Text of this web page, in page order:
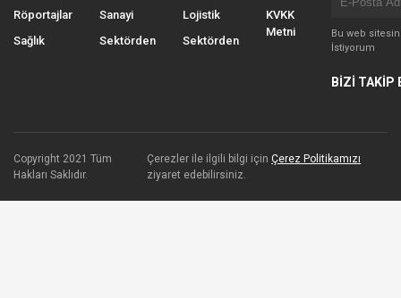
Röportajlar
Sağlık
Sanayi
Sektörden
Lojistik
Sektörden
KVKK
Metni
Bu web
İstiyorum
BİZİ TAKİP
Copyright 2021 Tüm
Hakları Saklıdır.
Çerezler ile ilgili bilgi içinÇerez Politikamızı
ziyaret edebilirsiniz.